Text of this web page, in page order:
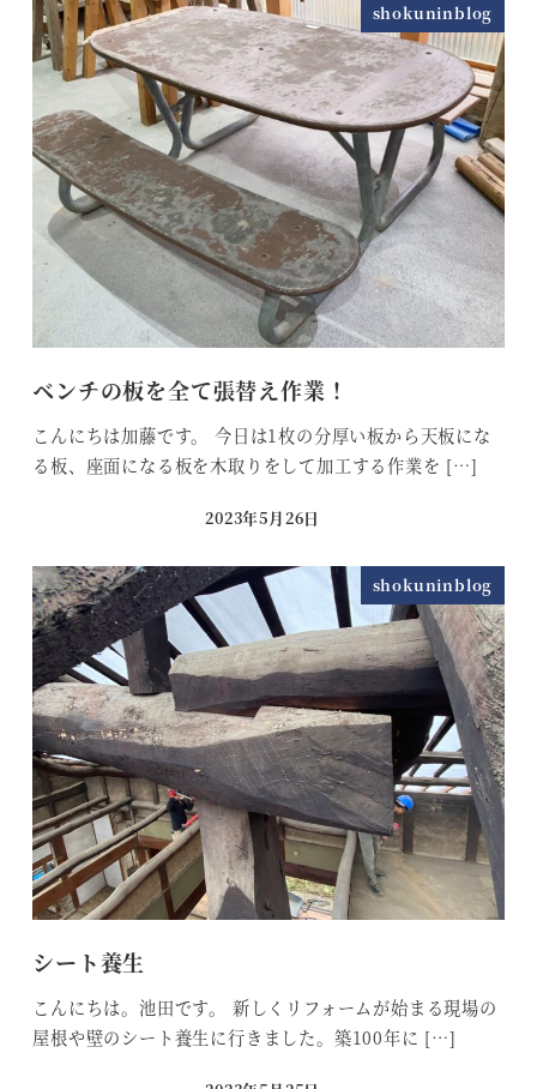
shokuninblog
ベンチの板を全て張替え作業！
こんにちは加藤です。 今日は1枚の分厚い板から天板にな
る板、座面になる板を木取りをして加工する作業を […]
投稿日
2023年5月26日
shokuninblog
シート養生
こんにちは。池田です。 新しくリフォームが始まる現場の
屋根や壁のシート養生に行きました。築100年に […]